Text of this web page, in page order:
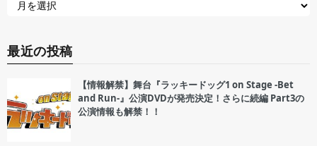
最近の投稿
【情報解禁】舞台『ラッキードッグ1 on Stage -Bet
and Run-』公演DVDが発売決定！さらに続編 Part3の
公演情報も解禁！！